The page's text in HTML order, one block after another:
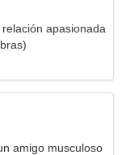
apasionada
amigo musculoso